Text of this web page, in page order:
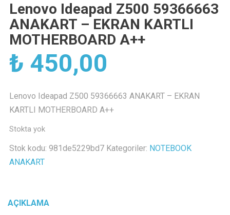
Lenovo Ideapad Z500 59366663
ANAKART – EKRAN KARTLI
MOTHERBOARD A++
₺ 450,00
Lenovo Ideapad Z500 59366663 ANAKART – EKRAN
KARTLI MOTHERBOARD A++
Stokta yok
Stok kodu: 981de5229bd7 Kategoriler: NOTEBOOK
ANAKART
AÇIKLAMA